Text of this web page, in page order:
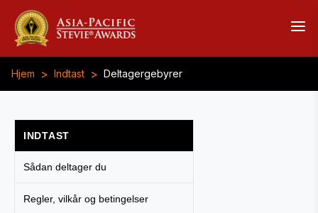
Hjem > Indtast > Deltagergebyrer
INDTAST
Sådan deltager du
Regler, vilkår og betingelser